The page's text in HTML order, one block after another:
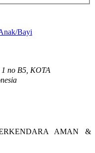
Bayi
no B5, KOTA
AMAN &